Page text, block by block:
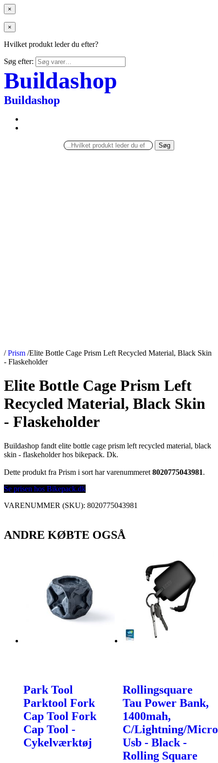
×
×
Hvilket produkt leder du efter?
Søg efter:
Buildashop
Buildashop
Søg
/ Prism /Elite Bottle Cage Prism Left Recycled Material, Black Skin
- Flaskeholder
Elite Bottle Cage Prism Left
Recycled Material, Black Skin
- Flaskeholder
Buildashop fandt elite bottle cage prism left recycled material, black
skin - flaskeholder hos bikepack. Dk.
Dette produkt fra Prism i sort har varenummeret 8020775043981.
Se prisen hos Bikepack.dk
VARENUMMER (SKU): 8020775043981
ANDRE KØBTE OGSÅ
Park Tool
Parktool Fork
Cap Tool Fork
Cap Tool -
Cykelværktøj
Rollingsquare
Tau Power Bank,
1400mah,
C/Lightning/Micro
Usb - Black -
Rolling Square